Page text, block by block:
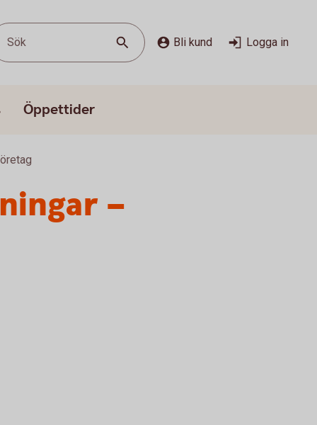
Sök Bli kund Logga in
Öppettider
–